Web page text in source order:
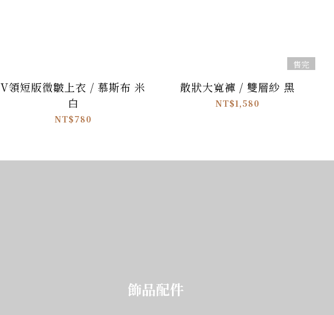
V領短版微皺上衣 / 慕斯布 米
白
NT$780
售完
散狀大寬褲 / 雙層紗 黑
NT$1,580
飾品配件